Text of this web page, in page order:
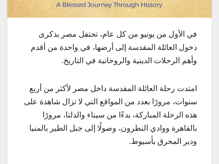
في الأول من يونيو من كل عام، تحتفل مصر بذكرى
دخول العائلة المقدسة إلى أرضها، في واحدة من أقدم
وأهم الرحلات الدينية والروحانية في التاريخ.
امتدت رحلة العائلة المقدسة داخل مصر لأكثر من أربع
سنوات، مرورًا بعدد من المواقع التي لا تزال شاهدة على
هذه الرحلة المباركة، بدءًا من سيناء والدلتا، مرورًا
بالقاهرة ووادي النطرون، وصولًا إلى جبل الطير بالمنيا
ودير المحرق بأسيوط.